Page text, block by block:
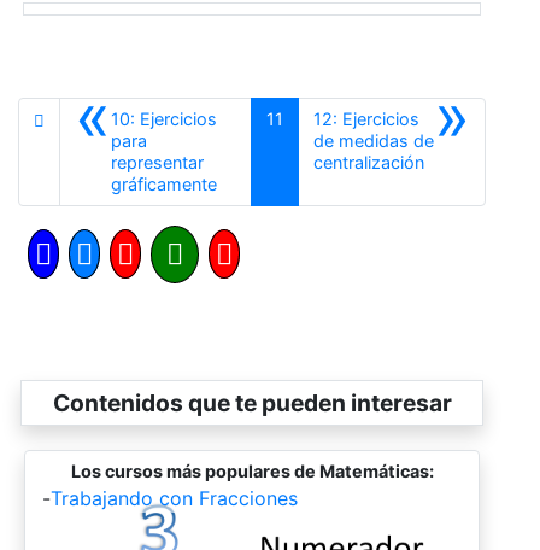
«10: Ejercicios
para
representar
gráficamenteAnterior
11 »
12: Ejercicios
de medidas de
centralizaciónSiguiente
Contenidos que te pueden interesar
Los cursos más populares de Matemáticas:
-Trabajando con Fracciones